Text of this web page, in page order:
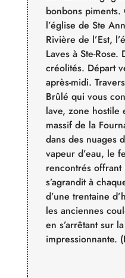
bonbons piments.
l’église de Ste
Rivière de l’Est,
Laves à Ste-
créolités. Départ
après-midi.
Brûlé qui vous
lave, zone hostile
massif de la
dans des nuages
vapeur d’eau, le
rencontrés
s’agrandit à
d’une trentaine
les anciennes
en s’arrêtant sur
impressionnante.